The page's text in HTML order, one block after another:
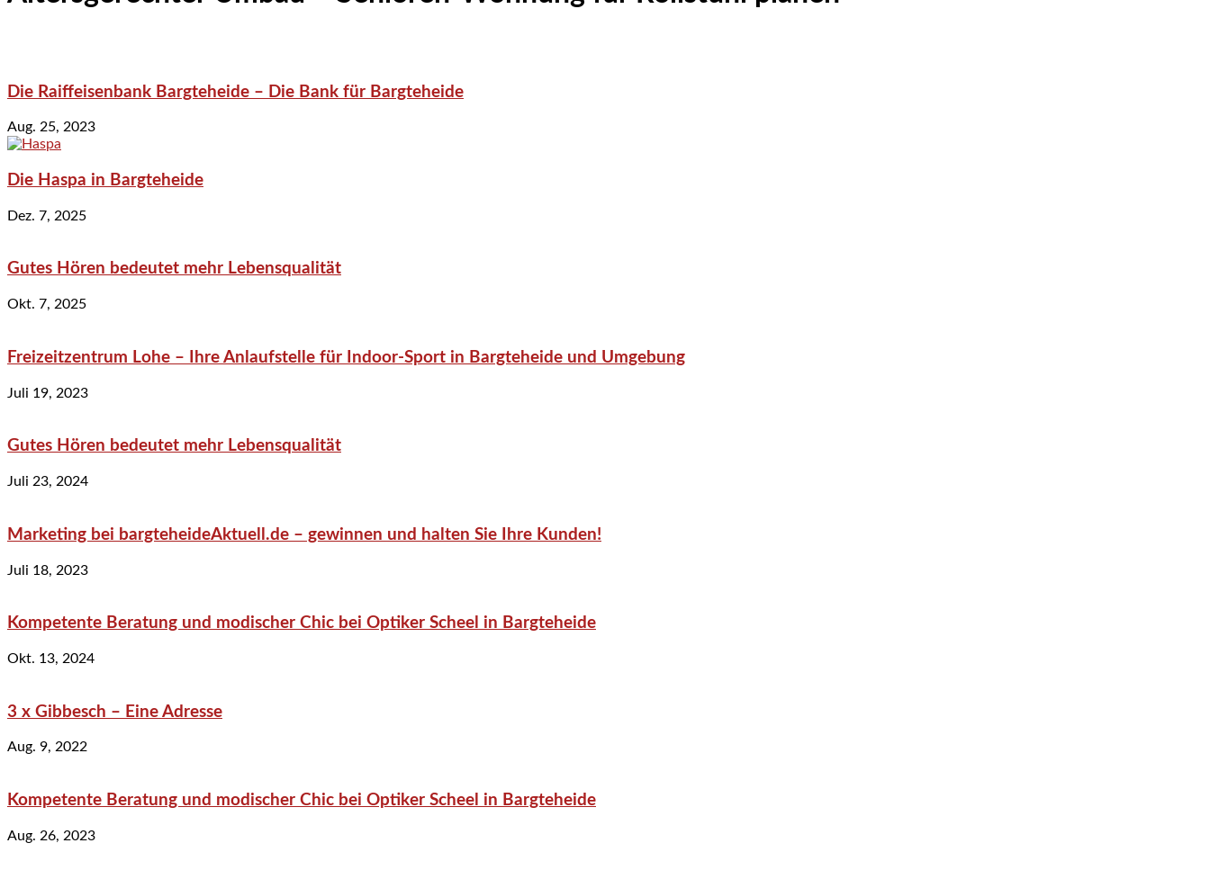
Die Raiffeisenbank Bargteheide – Die Bank für Bargteheide
Aug. 25, 2023
Die Haspa in Bargteheide
Dez. 7, 2025
Gutes Hören bedeutet mehr Lebensqualität
Okt. 7, 2025
Freizeitzentrum Lohe – Ihre Anlaufstelle für Indoor-Sport in Bargteheide und Umgebung
Juli 19, 2023
Gutes Hören bedeutet mehr Lebensqualität
Juli 23, 2024
Marketing bei bargteheideAktuell.de – gewinnen und halten Sie Ihre Kunden!
Juli 18, 2023
Kompetente Beratung und modischer Chic bei Optiker Scheel in Bargteheide
Okt. 13, 2024
3 x Gibbesch – Eine Adresse
Aug. 9, 2022
Kompetente Beratung und modischer Chic bei Optiker Scheel in Bargteheide
Aug. 26, 2023